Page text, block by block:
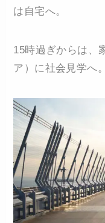
は自宅へ。
15時過ぎからは、
ア）に社会見学へ